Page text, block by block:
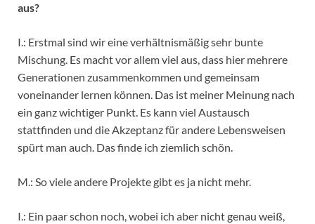
aus?
I.: Erstmal sind wir eine verhältnismäßig sehr bunte
Mischung. Es macht vor allem viel aus, dass hier mehrere
Generationen zusammenkommen und gemeinsam
voneinander lernen können. Das ist meiner Meinung nach
ein ganz wichtiger Punkt. Es kann viel Austausch
stattfinden und die Akzeptanz für andere Lebensweisen
spürt man auch. Das finde ich ziemlich schön.
M.: So viele andere Projekte gibt es ja nicht mehr.
I.: Ein paar schon noch, wobei ich aber nicht genau weiß,